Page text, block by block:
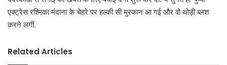
एक्ट्रेस रश्मिका मंदाना के चेहरे पर हल्की सी मुस्कान आ गई और वो थोड़ी ब्लश
करने लगीं.
Related Articles